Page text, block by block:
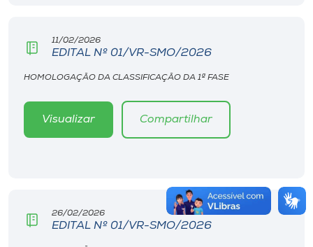
11/02/2026
EDITAL Nº 01/VR-SMO/2026
HOMOLOGAÇÃO DA CLASSIFICAÇÃO DA 1ª FASE
Visualizar Compartilhar
26/02/2026
EDITAL Nº 01/VR-SMO/2026